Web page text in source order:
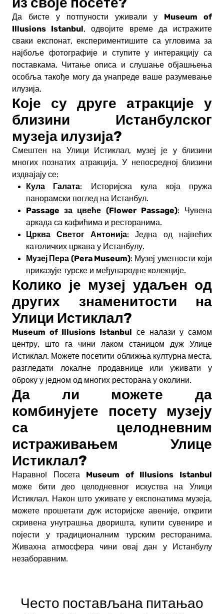
Да бисте у потпуности уживали у Museum of
Illusions Istanbul, одвојите време да истражите
сваки експонат, експериментишите са угловима за
најбоље фотографије и ступите у интеракцију са
поставкама. Читање описа и слушање објашњења
особља такође могу да унапреде ваше разумевање
илузија.
Које су друге атракције у
близини Истанбулског
музеја илузија?
Смештен на Улици Истиклал, музеј је у близини
многих познатих атракција. У непосредној близини
издвајају се:
Кула Галата: Историјска кула која пружа
панорамски поглед на Истанбул.
Passage за цвеће (Flower Passage): Чувена
аркада са кафићима и ресторанима.
Црква Светог Антонија: Једна од највећих
католичких цркава у Истанбулу.
Музеј Пера (Pera Museum): Музеј уметности који
приказује турске и међународне колекције.
Колико је музеј удаљен од
других знаменитости на
Улици Истиклал?
Museum of Illusions Istanbul се налази у самом
центру, што га чини лаком станицом дуж Улице
Истиклал. Можете посетити оближња културна места,
разгледати локалне продавнице или уживати у
оброку у једном од многих ресторана у околини.
Да ли можете да
комбинујете посету музеју
са целодневним
истраживањем Улице
Истиклал?
Наравно! Посета Museum of Illusions Istanbul
може бити део целодневног искуства на Улици
Истиклал. Након што уживате у експонатима музеја,
можете прошетати дуж историјске авеније, открити
скривена унутрашња дворишта, купити сувенире и
појести у традиционалним турским ресторанима.
Живахна атмосфера чини овај дан у Истанбулу
незаборавним.
Често постављана питањао